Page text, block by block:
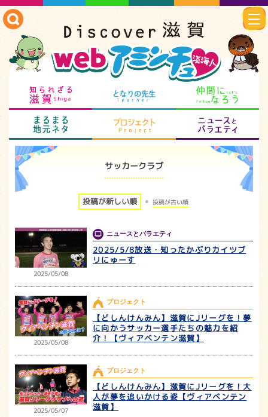
知られざる滋賀 となりの先生
まるまる地元ネタ プロジェクト
サッカークラブ
投稿が新しい順 投稿が古い順
2025/05/08
ニュースとバラエティ
2025/5/8放送・知ったかぶりカイツブ
リにゅーす
2025/05/08
プロジェクト
【どしんけんみん】滋賀にJリーグを！夢
に向かうサッカー選手たちの魅力を紹
介！【ヴィアベンテン滋賀】
2025/05/07
プロジェクト
【どしんけんみん】滋賀にJリーグを！大
人が夢を追いかける姿【ヴィアベンテン
滋賀】